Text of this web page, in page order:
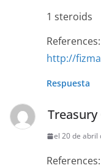
1 steroids
References:
http://
Respuesta
el 20 de abril
References: